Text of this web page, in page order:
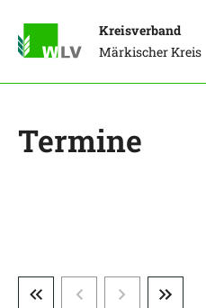
Kreisverband
Märkischer Kreis
Termine